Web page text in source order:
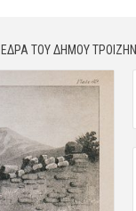
ΤΟΥ ΔΉΜΟΥ